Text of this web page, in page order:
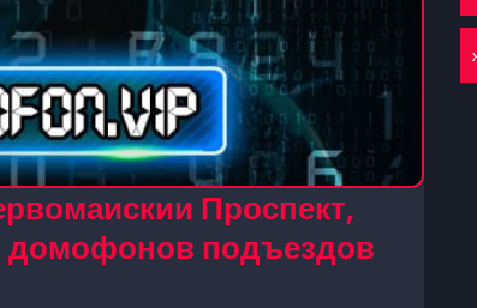
Проспект,
домофонов подъездов